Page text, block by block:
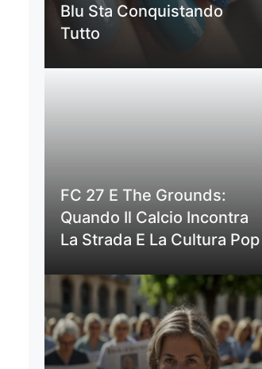
Blu Sta Conquistando
Tutto
FC 27 E The Grounds:
Quando Il Calcio Incontra
La Strada E La Cultura Pop